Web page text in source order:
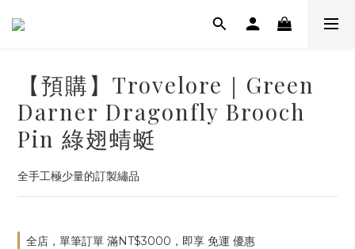
【預購】Trovelore｜Green
Darner Dragonfly Brooch
Pin 綠翅蜻蜓
全手工極少量的訂製繡品
全店，單筆訂單 滿NT$3000，即享 免運 優惠